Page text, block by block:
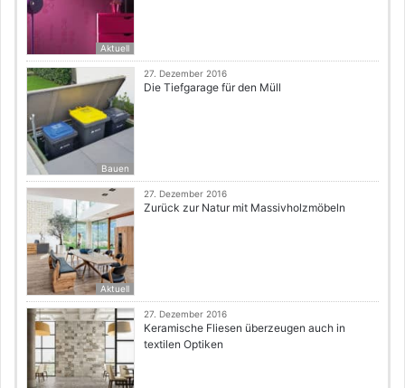
Aktuell
Bauen
27. Dezember 2016
Die Tiefgarage für den Müll
Aktuell
27. Dezember 2016
Zurück zur Natur mit Massivholzmöbeln
27. Dezember 2016
Keramische Fliesen überzeugen auch in
textilen Optiken